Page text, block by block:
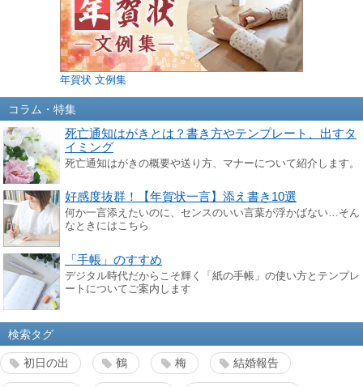
年賀状 文例集
コラム・特集
死亡通知はがきとは？書き方やテンプレート、出すタ
イミング
死亡通知はがきの概要や送り方、マナーについて紹介します。
好感度抜群！【年賀状一言】添え書き10選
何か一言添えたいのに、センスのいい言葉が浮かばない…そん
なときにはこちら
「手帳」のすすめ
デジタル時代だからこそ輝く「紙の手帳」の使い方とテンプレ
ートについてご案内します
検索タグ
初日の出 鶴 梅 結婚報告